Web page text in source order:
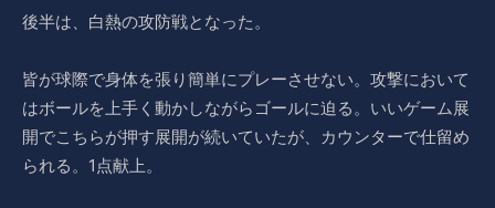
後半は、白熱の攻防戦となった。
皆が球際で身体を張り簡単にプレーさせない。攻撃において
はボールを上手く動かしながらゴールに迫る。いいゲーム展
開でこちらが押す展開が続いていたが、カウンターで仕留め
られる。1点献上。